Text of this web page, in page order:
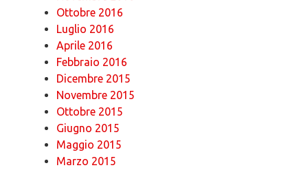
Ottobre 2016
Luglio 2016
Aprile 2016
Febbraio 2016
Dicembre 2015
Novembre 2015
Ottobre 2015
Giugno 2015
Maggio 2015
Marzo 2015